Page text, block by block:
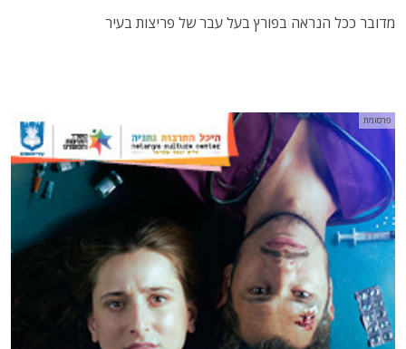
מדובר ככל הנראה בפורץ בעל עבר של פריצות בעיר
פרסומת